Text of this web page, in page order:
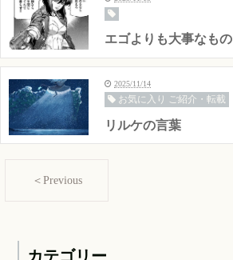
エゴよりも大事なもの
2025/11/14
お気に入り ご紹介・転載
リルケの言葉
＜Previous
カテゴリー